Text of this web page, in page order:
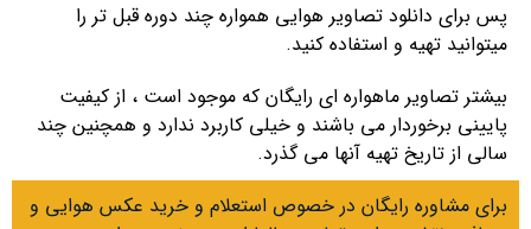
پس برای دانلود تصاویر هوایی همواره چند دوره قبل تر را
میتوانید تهیه و استفاده کنید.
بیشتر تصاویر ماهواره ای رایگان که موجود است ، از کیفیت
پایینی برخوردار می باشند و خیلی کاربرد ندارد و همچنین چند
سالی از تاریخ تهیه آنها می گذرد.
برای مشاوره رایگان در خصوص استعلام و خرید عکس هوایی و